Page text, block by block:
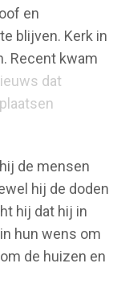
en
blijven. Kerk in
Recent kwam
dat
de mensen
hij de doden
hij dat hij in
hun wens om
de huizen en